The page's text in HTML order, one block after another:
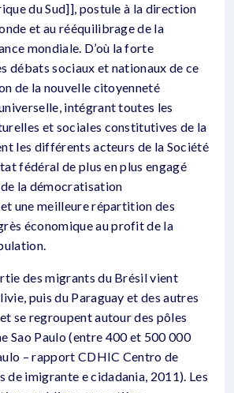
du Sud]], postule à la direction
et au rééquilibrage de la
mondiale. D’où la forte
débats sociaux et nationaux de ce
de la nouvelle citoyenneté
intégrant toutes les
et sociales constitutives de la
les différents acteurs de la Société
fédéral de plus en plus engagé
la démocratisation
une meilleure répartition des
économique au profit de la
des migrants du Brésil vient
puis du Paraguay et des autres
se regroupent autour des pôles
Sao Paulo (entre 400 et 500 000
– rapport CDHIC Centro de
de imigrante e cidadania, 2011). Les